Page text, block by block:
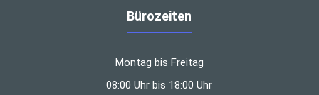
Bürozeiten
Montag bis Freitag
08:00 Uhr bis 18:00 Uhr